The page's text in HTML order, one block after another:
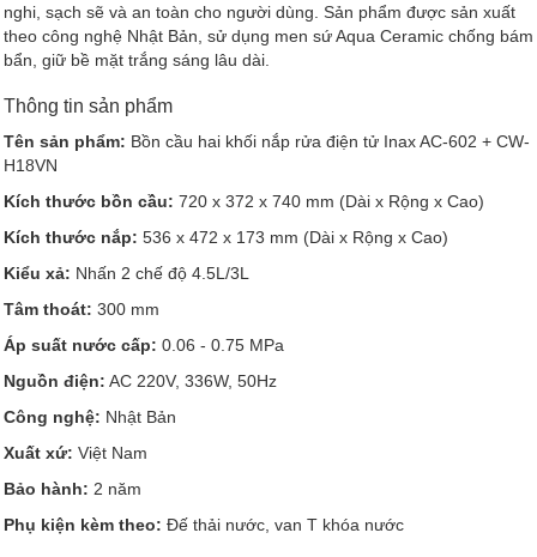
nghi, sạch sẽ và an toàn cho người dùng. Sản phẩm được sản xuất
theo công nghệ Nhật Bản, sử dụng men sứ Aqua Ceramic chống bám
bẩn, giữ bề mặt trắng sáng lâu dài.
Thông tin sản phẩm
Tên sản phẩm: Bồn cầu hai khối nắp rửa điện tử Inax AC-602 + CW-
H18VN
Kích thước bồn cầu: 720 x 372 x 740 mm (Dài x Rộng x Cao)
Kích thước nắp: 536 x 472 x 173 mm (Dài x Rộng x Cao)
Kiểu xả: Nhấn 2 chế độ 4.5L/3L
Tâm thoát: 300 mm
Áp suất nước cấp: 0.06 - 0.75 MPa
Nguồn điện: AC 220V, 336W, 50Hz
Công nghệ: Nhật Bản
Xuất xứ: Việt Nam
Bảo hành: 2 năm
Phụ kiện kèm theo: Đế thải nước, van T khóa nước